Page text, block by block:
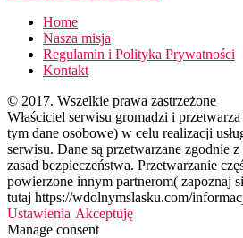
Home
Nasza misja
Regulamin i Polityka Prywatności
Kontakt
© 2017. Wszelkie prawa zastrzeżone
Właściciel serwisu gromadzi i
tym dane osobowe) w celu realizacji
serwisu. Dane są przetwarzane zgodnie
zasad bezpieczeństwa. Przetwarzanie
powierzone innym partnerom( zapoznaj
tutaj https://wdolnymslasku.com/
Ustawienia Akceptuję
Manage consent